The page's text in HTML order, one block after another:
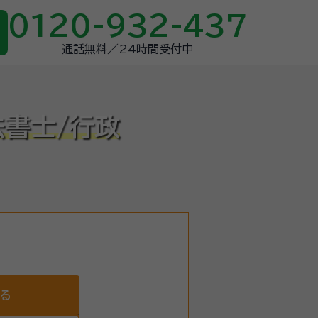
0120-932-437
通話無料／24時間受付中
書士/行政